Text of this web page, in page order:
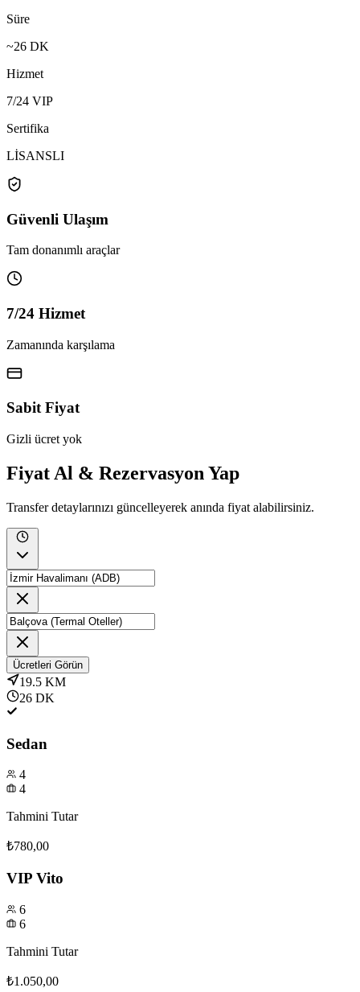
Süre
~26 DK
Hizmet
7/24 VIP
Sertifika
LİSANSLI
Güvenli Ulaşım
Tam donanımlı araçlar
7/24 Hizmet
Zamanında karşılama
Sabit Fiyat
Gizli ücret yok
Fiyat Al & Rezervasyon Yap
Transfer detaylarınızı güncelleyerek anında fiyat alabilirsiniz.
Ücretleri Görün
19.5 KM
26 DK
Sedan
4
4
Tahmini Tutar
₺780,00
VIP Vito
6
6
Tahmini Tutar
₺1.050,00